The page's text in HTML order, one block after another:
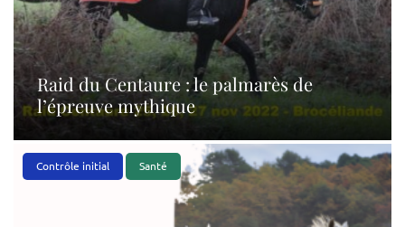
Raid du Centaure : le palmarès de
l’épreuve mythique
Contrôle initial Santé